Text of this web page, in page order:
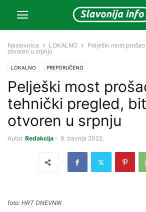
Naslovnica LOKALNO
Pelješki most
otvoren u srpnju
LOKALNO PREPORUČENO
Pelješki most
tehnički pregled,
otvoren u srpnju
Autor Redakcija - 9. travnja 2022.
foto: HRT DNEVNIK